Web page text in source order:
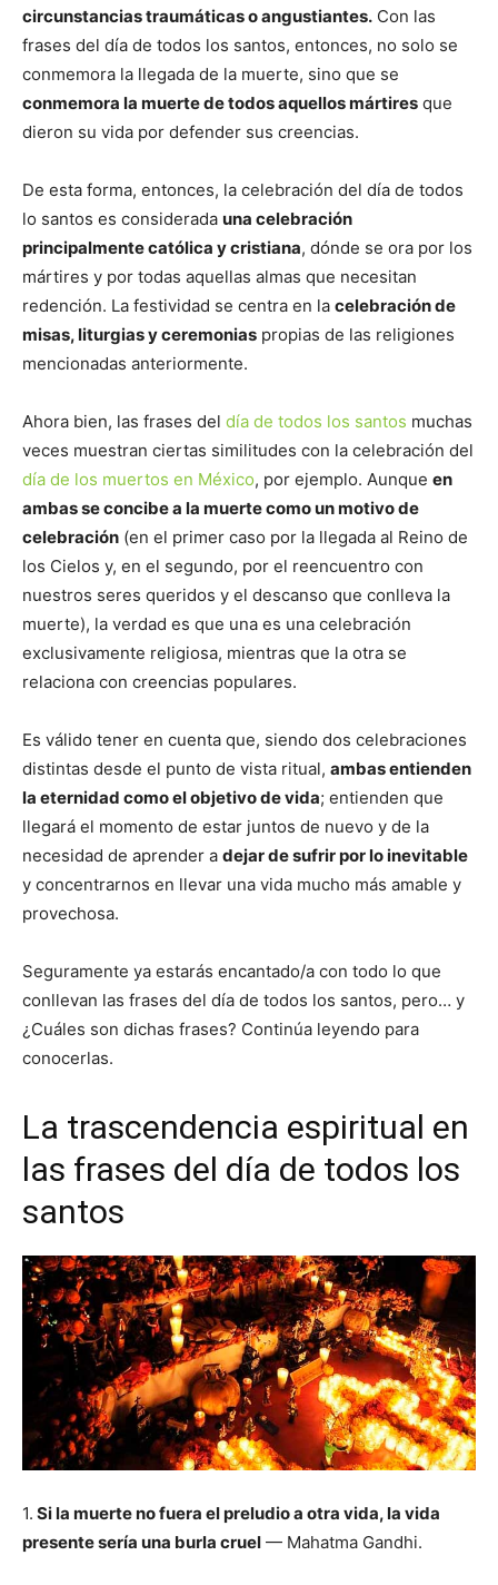
circunstancias traumáticas o angustiantes. Con las
frases del día de todos los santos, entonces, no solo se
conmemora la llegada de la muerte, sino que se
conmemora la muerte de todos aquellos mártires que
dieron su vida por defender sus creencias.
De esta forma, entonces, la celebración del día de todos
lo santos es considerada una celebración
principalmente católica y cristiana, dónde se ora por los
mártires y por todas aquellas almas que necesitan
redención. La festividad se centra en la celebración de
misas, liturgias y ceremonias propias de las religiones
mencionadas anteriormente.
Ahora bien, las frases del día de todos los santos muchas
veces muestran ciertas similitudes con la celebración del
día de los muertos en México, por ejemplo. Aunque en
ambas se concibe a la muerte como un motivo de
celebración (en el primer caso por la llegada al Reino de
los Cielos y, en el segundo, por el reencuentro con
nuestros seres queridos y el descanso que conlleva la
muerte), la verdad es que una es una celebración
exclusivamente religiosa, mientras que la otra se
relaciona con creencias populares.
Es válido tener en cuenta que, siendo dos celebraciones
distintas desde el punto de vista ritual, ambas entienden
la eternidad como el objetivo de vida; entienden que
llegará el momento de estar juntos de nuevo y de la
necesidad de aprender a dejar de sufrir por lo inevitable
y concentrarnos en llevar una vida mucho más amable y
provechosa.
Seguramente ya estarás encantado/a con todo lo que
conllevan las frases del día de todos los santos, pero… y
¿Cuáles son dichas frases? Continúa leyendo para
conocerlas.
La trascendencia espiritual en
las frases del día de todos los
santos
1. Si la muerte no fuera el preludio a otra vida, la vida
presente sería una burla cruel — Mahatma Gandhi.